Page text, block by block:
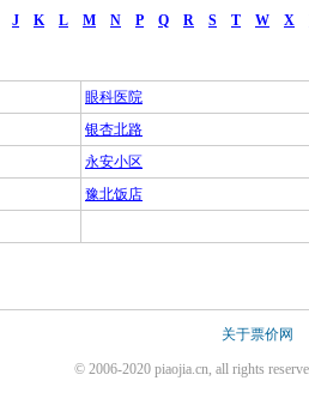
J K L M N P Q R S T W X
眼科医院
银杏北路
永安小区
豫北饭店
关于票价网
© 2006-2020 piaojia.cn, all rights